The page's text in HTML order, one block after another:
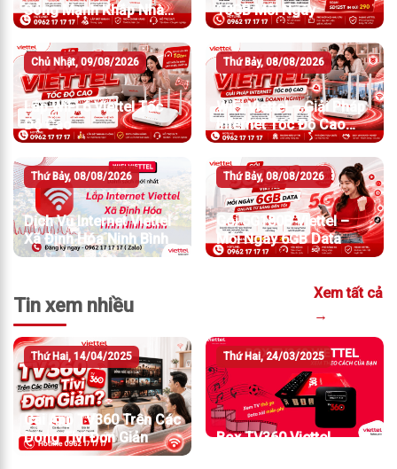
Sóng Mạnh Khắp Nhà
Chỉ Từ 210.000đ/Tháng
10GB Mỗi Ngày
Chủ Nhật, 09/08/2026
Lắp WiFi 6 Viettel Tốc
Độ Cao
Thứ Bảy, 08/08/2026
WiFi Viettel – Giải Pháp
Internet Tốc Độ Cao
Cho Gia Đình Và Doanh
Nghiệp
Thứ Bảy, 08/08/2026
Dịch Vụ Internet Viettel
Xã Định Hóa Ninh Bình
Thứ Bảy, 08/08/2026
Gói 5G180B Viettel –
Mỗi Ngày 6GB Data
Tin xem nhiều
Xem tất cả
→
Thứ Hai, 14/04/2025
Cài App TV360 Trên Các
Dòng Tivi Đơn Giản
Thứ Hai, 24/03/2025
Box TV360 Viettel